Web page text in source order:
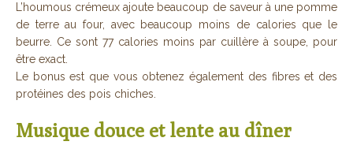
L’houmous crémeux ajoute beaucoup de saveur à une pomme
de terre au four, avec beaucoup moins de calories que le
beurre. Ce sont 77 calories moins par cuillère à soupe, pour
être exact.
Le bonus est que vous obtenez également des fibres et des
protéines des pois chiches.
Musique douce et lente au dîner